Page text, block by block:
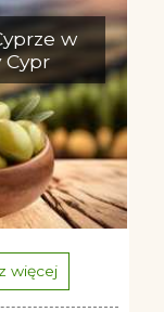
w
Cypr
więcej